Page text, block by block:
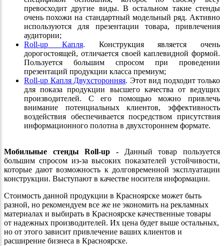
превосходит другие виды. В остальном такие стенды
очень похожи на стандартный модельный ряд. Активно
используются для презентации товара, привлечения
аудитории;
Roll-up Капля.
Конструкция является очень
дорогостоящей, отличается своей каплевидной формой.
Пользуется большим спросом при проведении
презентаций продукции класса премиум;
Roll-up Капля Двухсторонняя. Этот вид подходит только
для показа продукции высшего качества от ведущих
производителей. С его помощью можно привлечь
внимание потенциальных клиентов, эффективность
воздействия обеспечивается посредством присутствия
информационного полотна в двухстороннем формате.
Мобильные стендыRoll-up - Данный товар пользуется
большим спросом из-за высоких показателей устойчивости,
которые дают возможность к долговременной эксплуатации
конструкции. Выступают в качестве носителя информации.
Стоимость данной продукции в Красноярске может быть
разной, но рекомендуем все же не экономить на рекламных
материалах и выбирать в Красноярске качественные товары
от надежных производителей. Их цена будет выше остальных,
но от этого зависит привлечение ваших клиентов и
расширение бизнеса в Красноярске.